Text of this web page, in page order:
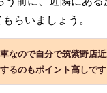
らいましょう。
なので自分で筑紫野店
るのもポイント高しで